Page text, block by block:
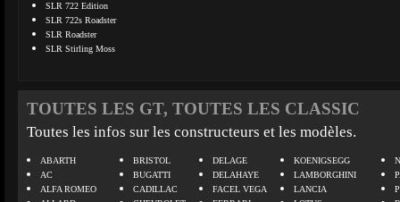
SLR 722 Edition
SLR 722s Roadster
SLR Roadster
SLR Stirling Moss
TOUTES LES GT, TOUTES LES CLASSIC
Toutes les infos sur les constructeurs et les modèles.
ABARTH
AC
ALFA ROMEO
BRISTOL
BUGATTI
CADILLAC
DELAGE
DELAHAYE
FACEL VEGA
KOENIGSEGG
LAMBORGHINI
LANCIA